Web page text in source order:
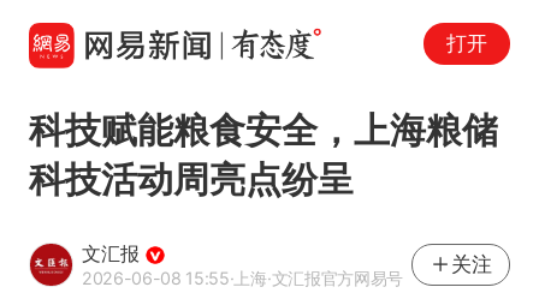
打开
科技赋能粮食安全，上海粮储
科技活动周亮点纷呈
文汇报
2026-06-08 15:55·上海·文汇报官方网易号
关注